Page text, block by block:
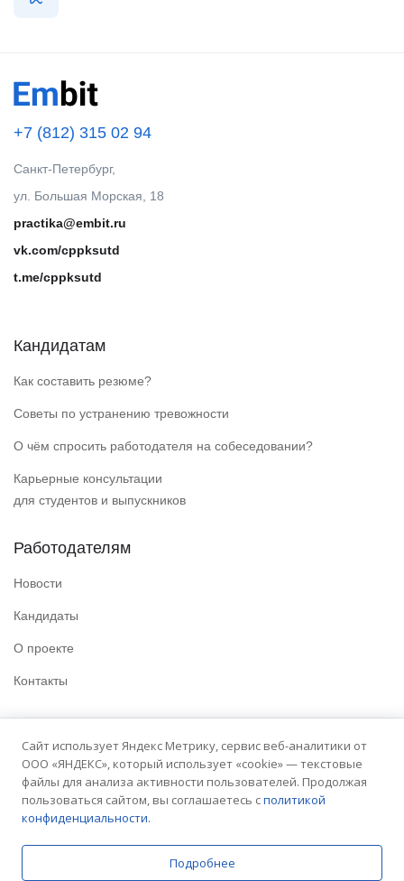
+7 (812) 315 02 94
Санкт-Петербург,
ул. Большая Морская, 18
practika@embit.ru
vk.com/cppksutd
t.me/cppksutd
Кандидатам
Как составить резюме?
Советы по устранению тревожности
О чём спросить работодателя на собеседовании?
Карьерные консультации
для студентов и выпускников
Работодателям
Новости
Кандидаты
О проекте
Контакты
Политика конфиденциальности
Условия использования
Сайт университета
Сайт использует Яндекс Метрику, сервис веб-аналитики от
ООО «ЯНДЕКС», который использует «cookie» — текстовые
файлы для анализа активности пользователей. Продолжая
пользоваться сайтом, вы соглашаетесь сполитикой
конфиденциальности.
Подробнее